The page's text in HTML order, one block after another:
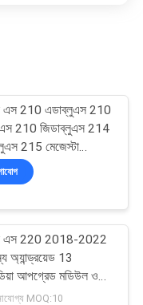
এস 210 এডাব্লুএস 210
210 জিডাব্লুএস 214
215 মেজেস্টা
রয়্যাল সেলুন ইন্টিগ্রেটেড
অটো, বিপরীত ক্যামেরা,
এস 220 2018-2022
অ্যান্ড্রয়েড 13
আপগ্রেড মডিউল ওএম
ওয়্যারলেস কারপ্লে,
MOQ:10